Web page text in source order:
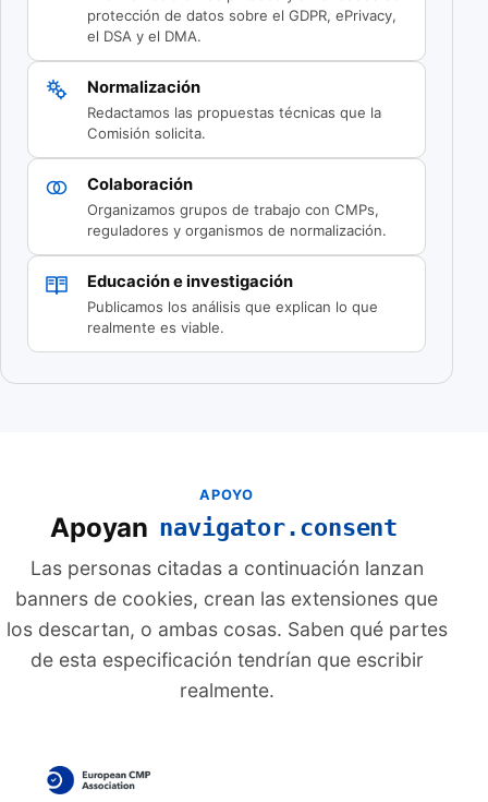
protección de datos sobre el GDPR, ePrivacy,
el DSA y el DMA.
Normalización
Redactamos las propuestas técnicas que la
Comisión solicita.
Colaboración
Organizamos grupos de trabajo con CMPs,
reguladores y organismos de normalización.
Educación e investigación
Publicamos los análisis que explican lo que
realmente es viable.
APOYO
Apoyan navigator.consent
Las personas citadas a continuación lanzan
banners de cookies, crean las extensiones que
los descartan, o ambas cosas. Saben qué partes
de esta especificación tendrían que escribir
realmente.